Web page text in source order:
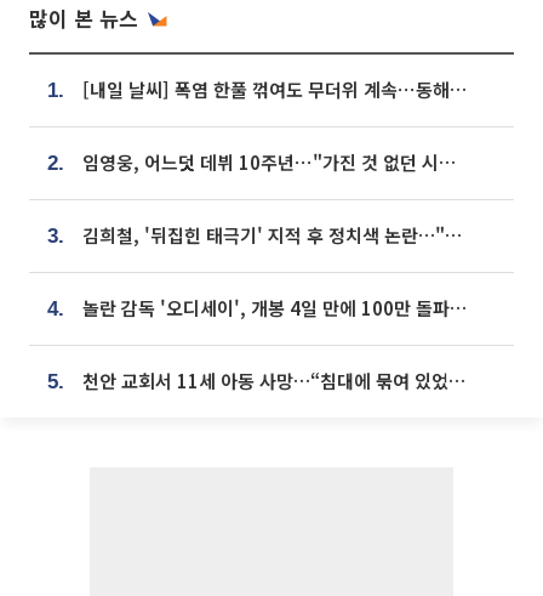
많이 본 뉴스
1. [내일 날씨] 폭염 한풀 꺾여도 무더위 계속⋯동해안 이틀 연속 비
2. 임영웅, 어느덧 데뷔 10주년⋯"가진 것 없던 시절, 내 앞엔 20명의 팬뿐"
3. 김희철, '뒤집힌 태극기' 지적 후 정치색 논란…"좌우 떠나 우리나라 국기"
4. 놀란 감독 '오디세이', 개봉 4일 만에 100만 돌파⋯'왕사남' 보다 빠르다
5. 천안 교회서 11세 아동 사망…“침대에 묶여 있었다” 진술 확보